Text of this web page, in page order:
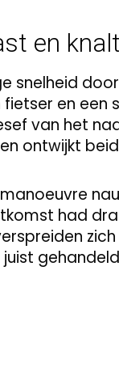
en
snelheid
en
van het
ontwijkt
had
zich